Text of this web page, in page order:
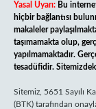
Yasal Uyarı: Bu
hiçbir bağlantısı
makaleler
taşımamakta olup,
yapılmamaktadır.
tesadüfidir.
Sitemiz, 5651 Sayılı
(BTK) tarafından